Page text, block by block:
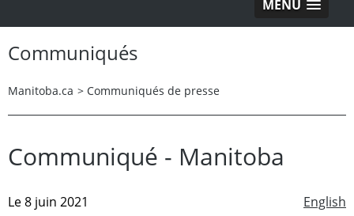
MENU
Communiqués
Manitoba.ca > Communiqués de presse
Communiqué - Manitoba
English
Le 8 juin 2021